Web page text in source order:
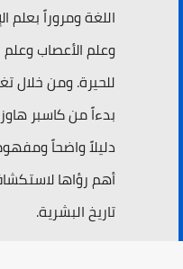
اللغة ومروراً بعلم
وعلم الأعصاب وعلم
للحيرة. ومن خلال
بدءاً من كاسبر
دليلاً واضحاً
أهم رؤاها
تاريخ البشرية.